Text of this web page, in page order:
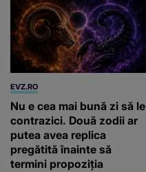
EVZ.RO
Nu e cea mai bună zi să le
contrazici. Două zodii ar
putea avea replica
pregătită înainte să
termini propoziția